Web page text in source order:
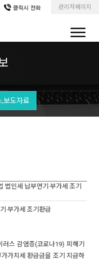
관리자페이지
,보도자료
법인세 납부연기·부가세 조기
·부가세 조기환급
스 감염증(코로나19) 피해기
가치세 환급금을 조기 지급하